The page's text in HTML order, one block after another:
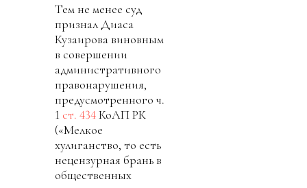
Тем не менее суд
признал Диаса
Кузаирова виновным
в совершении
административного
правонарушения,
предусмотренного ч.
1 ст. 434КоАП РК
(«Мелкое
хулиганство, то есть
нецензурная брань в
общественных